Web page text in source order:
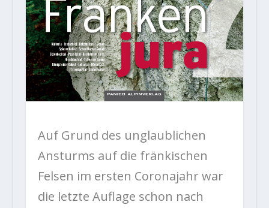
Auf Grund des unglaublichen
Ansturms auf die fränkischen
Felsen im ersten Coronajahr war
die letzte Auflage schon nach